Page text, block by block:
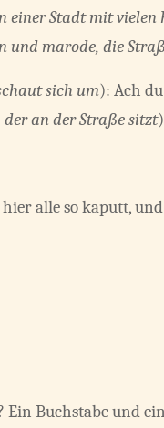
einer Stadt mit vielen
und marode, die
sich um): Ach
der an der Straße sitzt
alle so kaputt,
Buchstabe und